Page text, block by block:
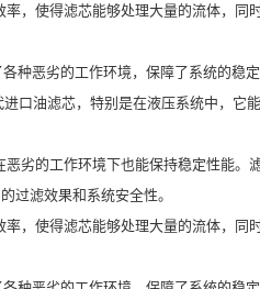
，使得滤芯能够处理大量的流体，同
种恶劣的工作环境，保障了系统的稳
口油滤芯，特别是在液压系统中，它
劣的工作环境下也能保持稳定性能。
过滤效果和系统安全性。
，使得滤芯能够处理大量的流体，同